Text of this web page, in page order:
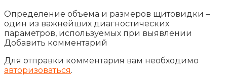
Определение объема и размеров щитовидки –
один из важнейших диагностических
параметров, используемых при выявлении
Добавить комментарий
Для отправки комментария вам необходимо
авторизоваться.